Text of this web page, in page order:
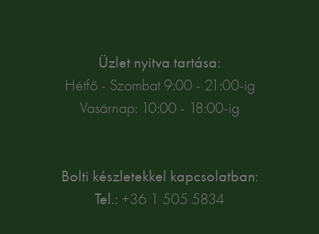
Üzlet nyitva tartása:
Hétfő - Szombat 9:00 - 21:00-ig
Vasárnap: 10:00 - 18:00-ig
Bolti készletekkel kapcsolatban:
Tel.: +36 1 505 5834